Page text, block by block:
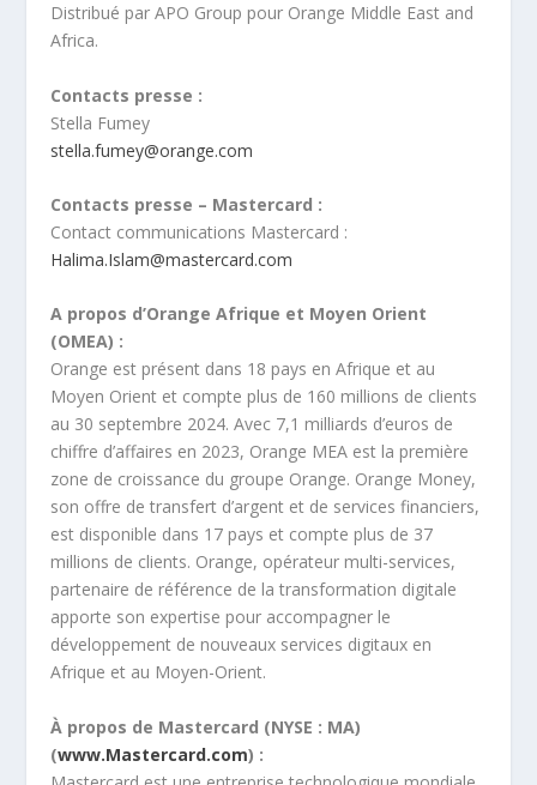
Distribué par APO Group pour Orange Middle East and
Africa.
Contacts presse :
Stella Fumey
stella.fumey@orange.com
Contacts presse – Mastercard :
Contact communications Mastercard :
Halima.Islam@mastercard.com
A propos d’Orange Afrique et Moyen Orient
(OMEA) :
Orange est présent dans 18 pays en Afrique et au
Moyen Orient et compte plus de 160 millions de clients
au 30 septembre 2024. Avec 7,1 milliards d’euros de
chiffre d’affaires en 2023, Orange MEA est la première
zone de croissance du groupe Orange. Orange Money,
son offre de transfert d’argent et de services financiers,
est disponible dans 17 pays et compte plus de 37
millions de clients. Orange, opérateur multi-services,
partenaire de référence de la transformation digitale
apporte son expertise pour accompagner le
développement de nouveaux services digitaux en
Afrique et au Moyen-Orient.
À propos de Mastercard (NYSE : MA)
(www.Mastercard.com) :